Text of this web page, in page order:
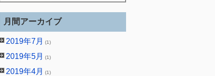
月間アーカイブ
2019年7月 (1)
2019年5月 (1)
2019年4月 (1)